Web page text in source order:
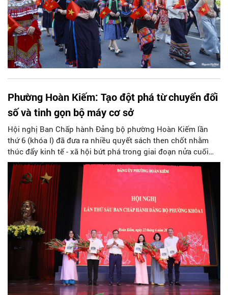
Phường Hoàn Kiếm: Tạo đột phá từ chuyển đổi
số và tinh gọn bộ máy cơ sở
Hội nghị Ban Chấp hành Đảng bộ phường Hoàn Kiếm lần
thứ 6 (khóa I) đã đưa ra nhiều quyết sách then chốt nhằm
thúc đẩy kinh tế - xã hội bứt phá trong giai đoạn nửa cuối
năm 2026, đồng thời chính thức thông qua phương án đổi
mới, tinh gọn toàn bộ hệ thống tổ dân phố trên địa bàn.